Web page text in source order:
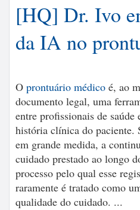
[HQ] Dr. Ivo
da IA no
O prontuário médico é, ao
documento legal, uma
entre profissionais de
história clínica do paciente.
em grande medida, a
cuidado prestado ao longo
processo pelo qual esse
raramente é tratado como
qualidade do cuidado. ...